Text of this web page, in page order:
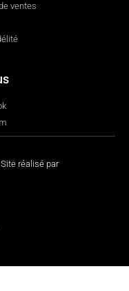
ventes
réalisé par